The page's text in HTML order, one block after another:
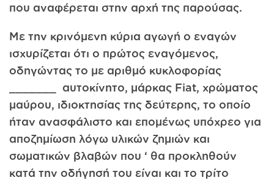
που αναφέρεται στην αρχή της παρούσας.
Με την κρινόμενη κύρια αγωγή ο εναγών
ισχυρίζεται ότι ο πρώτος εναγόμενος,
οδηγώντας το με αριθμό κυκλοφορίας
_______ αυτοκίνητο, μάρκας Fiat, χρώματος
μαύρου, ιδιοκτησίας της δεύτερης, το οποίο
ήταν ανασφάλιστο και επομένως υπόχρεο για
αποζημίωση λόγω υλικών ζημιών και
σωματικών βλαβών που ‘ θα προκληθούν
κατά την οδήγησή του είναι και το τρίτο